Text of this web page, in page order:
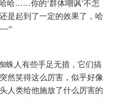
哈……你的‘群体嘲讽’不怎
是起到了一定的效果了，哈
~~”
蛛人有些手足无措，它们搞
然笑得这么厉害，似乎好像
人类给他施放了什么厉害的